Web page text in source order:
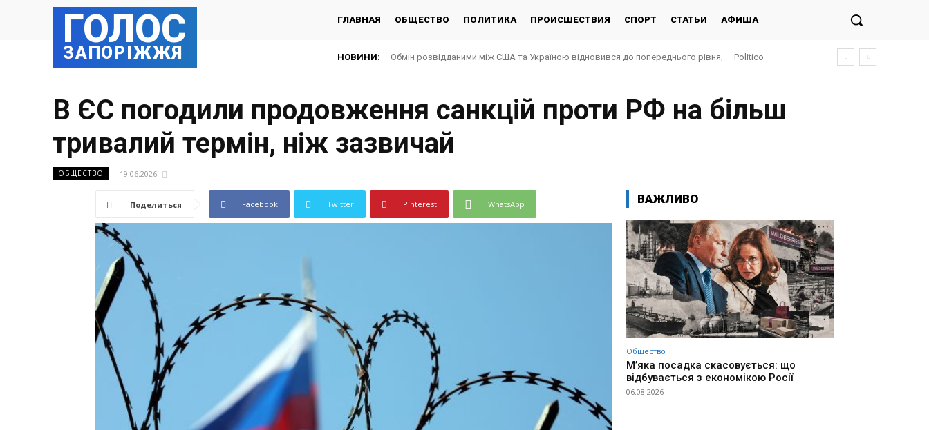
ГОЛОС
ЗАПОРІЖЖЯ
ГЛАВНАЯ ОБЩЕСТВО ПОЛИТИКА ПРОИСШЕСТВИЯ СПОРТ СТАТЬИ АФИША
НОВИНИ: Обмін розвідданими між США та Україною відновився до попереднього рівня, — Politico
В ЄС погодили продовження санкцій проти РФ на більш
тривалий термін, ніж зазвичай
ОБЩЕСТВО 19.06.2026
Поделиться Facebook Twitter Pinterest WhatsApp ВАЖЛИВО
Общество
М’яка посадка скасовується: що
відбувається з економікою Росії
06.08.2026